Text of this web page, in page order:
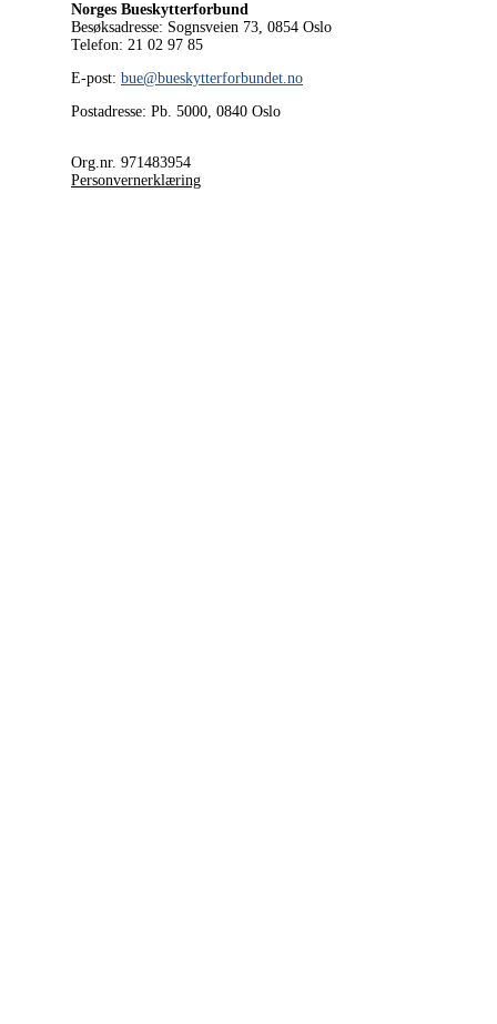
Norges Bueskytterforbund
Besøksadresse: Sognsveien 73, 0854 Oslo
Telefon: 21 02 97 85
E-post: bue@bueskytterforbundet.no
Postadresse: Pb. 5000, 0840 Oslo
Org.nr. 971483954
Personvernerklæring